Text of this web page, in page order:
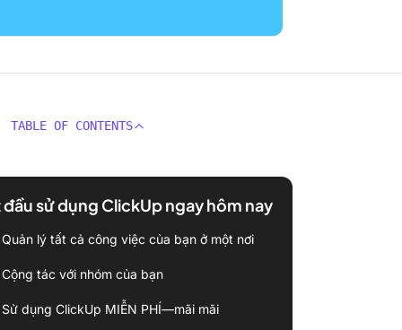
TABLE OF CONTENTS
đầu sử dụng ClickUp ngay hôm nay
Quản lý tất cả công việc của bạn ở một nơi
Cộng tác với nhóm của bạn
Sử dụng ClickUp MIỄN PHÍ—mãi mãi